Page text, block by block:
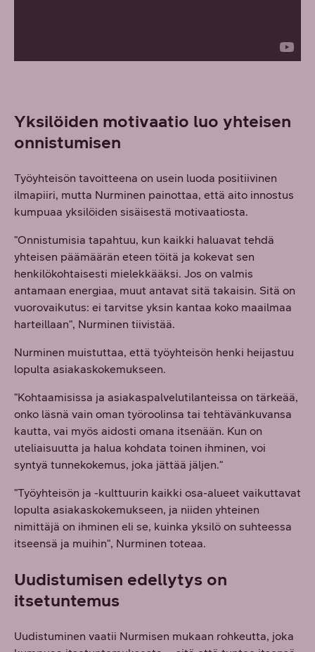
Yksilöiden motivaatio luo yhteisen
onnistumisen
Työyhteisön tavoitteena on usein luoda positiivinen
ilmapiiri, mutta Nurminen painottaa, että aito innostus
kumpuaa yksilöiden sisäisestä motivaatiosta.
"Onnistumisia tapahtuu, kun kaikki haluavat tehdä
yhteisen päämäärän eteen töitä ja kokevat sen
henkilökohtaisesti mielekkääksi. Jos on valmis
antamaan energiaa, muut antavat sitä takaisin. Sitä on
vuorovaikutus: ei tarvitse yksin kantaa koko maailmaa
harteillaan", Nurminen tiivistää.
Nurminen muistuttaa, että työyhteisön henki heijastuu
lopulta asiakaskokemukseen.
"Kohtaamisissa ja asiakaspalvelutilanteissa on tärkeää,
onko läsnä vain oman työroolinsa tai tehtävänkuvansa
kautta, vai myös aidosti omana itsenään. Kun on
uteliaisuutta ja halua kohdata toinen ihminen, voi
syntyä tunnekokemus, joka jättää jäljen."
"Työyhteisön ja -kulttuurin kaikki osa-alueet vaikuttavat
lopulta asiakaskokemukseen, ja niiden yhteinen
nimittäjä on ihminen eli se, kuinka yksilö on suhteessa
itseensä ja muihin", Nurminen toteaa.
Uudistumisen edellytys on
itsetuntemus
Uudistuminen vaatii Nurmisen mukaan rohkeutta, joka